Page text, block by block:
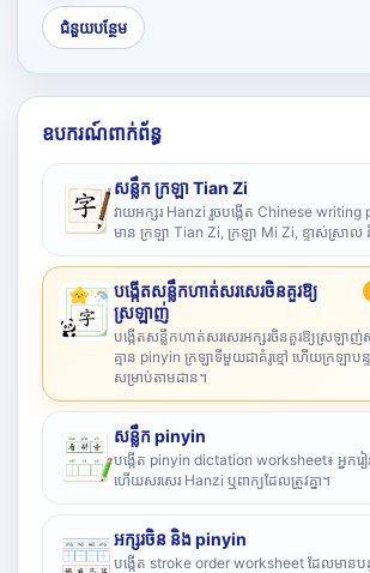
ជំនួយបន្ថែម
ឧបករណ៍ពាក់ព័ន្ធ
សន្លឹក ក្រឡា Tian Zi
វាយអក្សរ Hanzi រួចបង្កើត Chinese
មាន ក្រឡា Tian Zi, ក្រឡា Mi Zi, ខ្ទាស់ស្រាល
បង្កើតសន្លឹកហាត់សរសេរចិនគួរឱ្យ
ស្រឡាញ់
បង្កើតសន្លឹកហាត់សរសេរអក្សរចិនគួរឱ្យស្រឡាញ់
គ្មាន pinyin ក្រឡាទីមួយជាគំរូខ្មៅ ហើយក្រឡាបន្
សម្រាប់តាមដាន។
សន្លឹក pinyin
បង្កើត pinyin dictation worksheet៖ អ្នករ
ហើយសរសេរ Hanzi ឬពាក្យដែលត្រូវគ្នា។
អក្សរចិន និង pinyin
បង្កើត stroke order worksheet ដែលមានប